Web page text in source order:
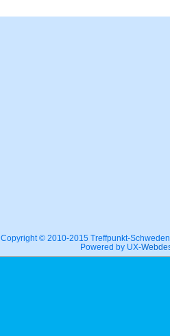
Copyright © 2010-2015 Treffpunkt-
Powered by UX-